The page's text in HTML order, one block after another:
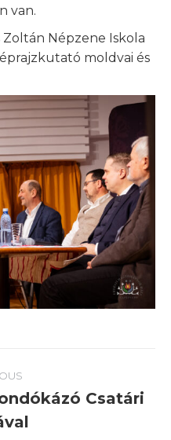
van.
Zoltán Népzene Iskola
moldvai és
Csatári